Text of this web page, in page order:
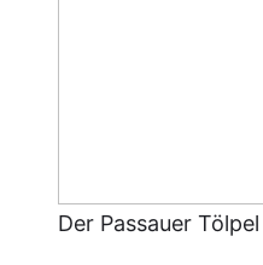
Der Passauer Tölpel